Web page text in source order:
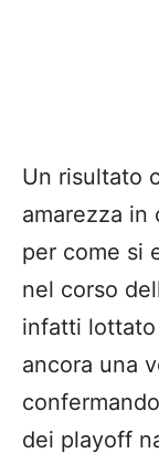
Un risultato
amarezza in
per come si
nel corso
infatti
ancora una
dei playoff